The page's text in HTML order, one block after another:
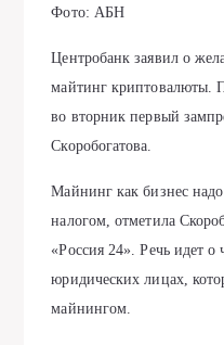
Фото: АБН
Центробанк заявил о
майтинг криптовалюты.
во вторник первый
Скоробогатова.
Майнинг как бизнес надо
налогом, отметила
«Россия 24». Речь идет о
юридических лицах,
майнингом.